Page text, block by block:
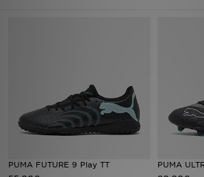
PUMA FUTURE 9 Play TT PUMA
Kinder